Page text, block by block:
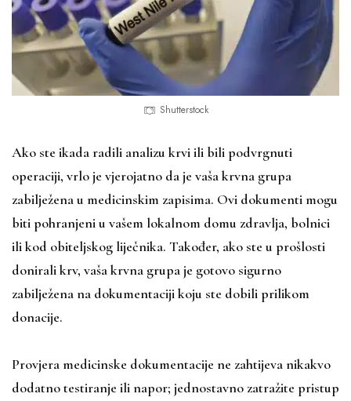
Shutterstock
Ako ste ikada radili analizu krvi ili bili podvrgnuti
operaciji, vrlo je vjerojatno da je vaša krvna grupa
zabilježena u medicinskim zapisima. Ovi dokumenti mogu
biti pohranjeni u vašem lokalnom domu zdravlja, bolnici
ili kod obiteljskog liječnika. Također, ako ste u prošlosti
donirali krv, vaša krvna grupa je gotovo sigurno
zabilježena na dokumentaciji koju ste dobili prilikom
donacije.
Provjera medicinske dokumentacije ne zahtijeva nikakvo
dodatno testiranje ili napor; jednostavno zatražite pristup